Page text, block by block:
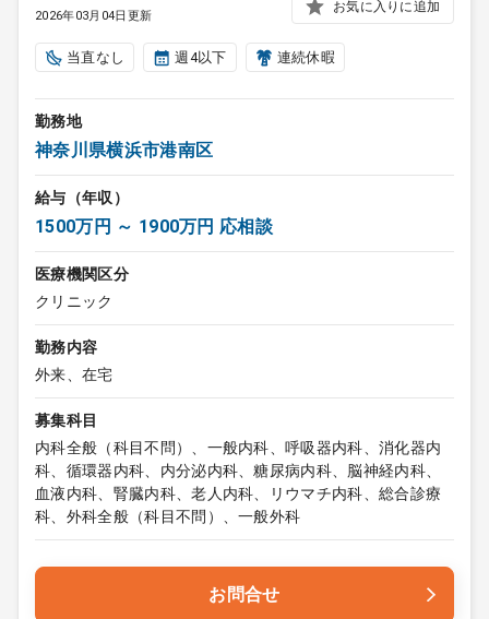
2026年03月04日更新
お気に入りに追加
当直なし 週4以下 連続休暇
勤務地
神奈川県横浜市港南区
給与（年収）
1500万円 ～ 1900万円 応相談
医療機関区分
クリニック
勤務内容
外来、在宅
募集科目
内科全般（科目不問）、一般内科、呼吸器内科、消化器内
科、循環器内科、内分泌内科、糖尿病内科、脳神経内科、
血液内科、腎臓内科、老人内科、リウマチ内科、総合診療
科、外科全般（科目不問）、一般外科
お問合せ